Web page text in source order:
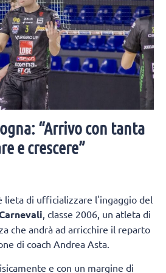
“Arrivo con tanta
e crescere”
lieta di ufficializzare l'ingaggio del
, classe 2006, un atleta di
che andrà ad arricchire il reparto
di coach Andrea Asta.
e con un margine di